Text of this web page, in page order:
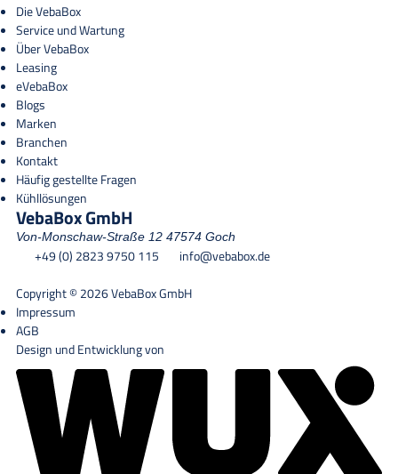
Die VebaBox
Service und Wartung
Über VebaBox
Leasing
eVebaBox
Blogs
Marken
Branchen
Kontakt
Häufig gestellte Fragen
Kühllösungen
VebaBox GmbH
Von-Monschaw-Straße 12 47574 Goch
+49 (0) 2823 9750 115
info@vebabox.de
Copyright © 2026 VebaBox GmbH
Impressum
AGB
Design und Entwicklung von